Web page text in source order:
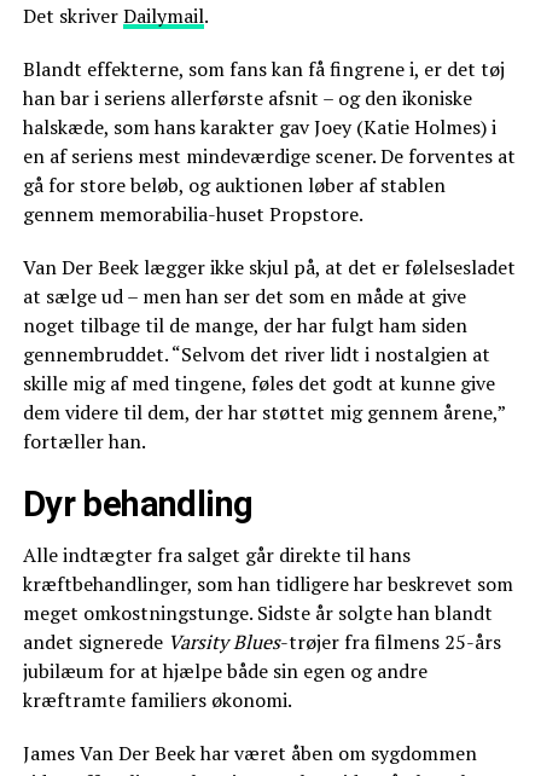
Det skriverDailymail.
Blandt effekterne, som fans kan få fingrene i, er det tøj
han bar i seriens allerførste afsnit – og den ikoniske
halskæde, som hans karakter gav Joey (Katie Holmes) i
en af seriens mest mindeværdige scener. De forventes at
gå for store beløb, og auktionen løber af stablen
gennem memorabilia-huset Propstore.
Van Der Beek lægger ikke skjul på, at det er følelsesladet
at sælge ud – men han ser det som en måde at give
noget tilbage til de mange, der har fulgt ham siden
gennembruddet. “Selvom det river lidt i nostalgien at
skille mig af med tingene, føles det godt at kunne give
dem videre til dem, der har støttet mig gennem årene,”
fortæller han.
Dyr behandling
Alle indtægter fra salget går direkte til hans
kræftbehandlinger, som han tidligere har beskrevet som
meget omkostningstunge. Sidste år solgte han blandt
andet signerede Varsity Blues-trøjer fra filmens 25-års
jubilæum for at hjælpe både sin egen og andre
kræftramte familiers økonomi.
James Van Der Beek har været åben om sygdommen